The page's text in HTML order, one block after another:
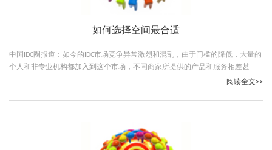
如何选择空间最合适
中国IDC圈报道：如今的IDC市场竞争异常激烈和混乱，由于门槛的降低，大量的
个人和非专业机构都加入到这个市场，不同商家所提供的产品和服务相差甚
阅读全文>>